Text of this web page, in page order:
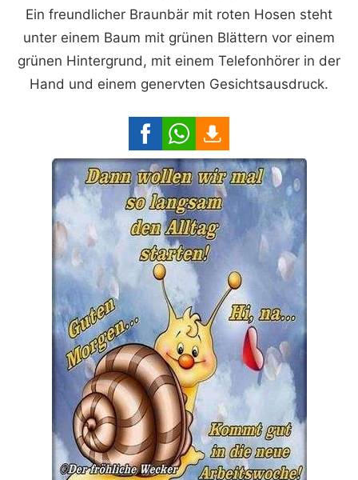
Ein freundlicher Braunbär mit roten Hosen steht
unter einem Baum mit grünen Blättern vor einem
grünen Hintergrund, mit einem Telefonhörer in der
Hand und einem genervten Gesichtsausdruck.